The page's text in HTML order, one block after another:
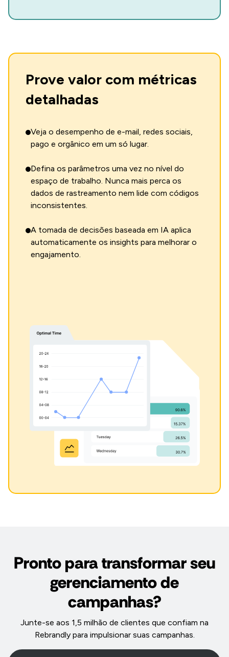
Prove valor com métricas
detalhadas
Veja o desempenho de e-mail, redes sociais,
pago e orgânico em um só lugar.
Defina os parâmetros uma vez no nível do
espaço de trabalho. Nunca mais perca os
dados de rastreamento nem lide com códigos
inconsistentes.
A tomada de decisões baseada em IA aplica
automaticamente os insights para melhorar o
engajamento.
Pronto para transformar seu
gerenciamento de
campanhas?
Junte-se aos 1,5 milhão de clientes que confiam na
Rebrandly para impulsionar suas campanhas.